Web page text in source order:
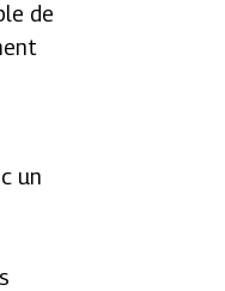
de
un